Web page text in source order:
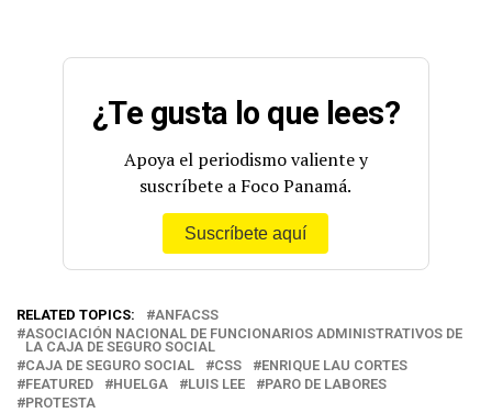
¿Te gusta lo que lees?
Apoya el periodismo valiente y
suscríbete a Foco Panamá.
Suscríbete aquí
RELATED TOPICS:
ANFACSS
ASOCIACIÓN NACIONAL DE FUNCIONARIOS ADMINISTRATIVOS DE
LA CAJA DE SEGURO SOCIAL
CAJA DE SEGURO SOCIAL
CSS
ENRIQUE LAU CORTES
FEATURED
HUELGA LUIS LEE
PARO DE LABORES
PROTESTA